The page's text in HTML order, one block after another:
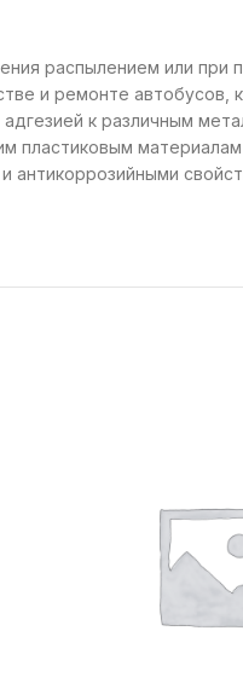
распылением или при
и ремонте автобусов,
к различным
пластиковым
антикоррозийными